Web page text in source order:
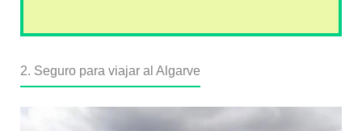
2. Seguro para viajar al Algarve